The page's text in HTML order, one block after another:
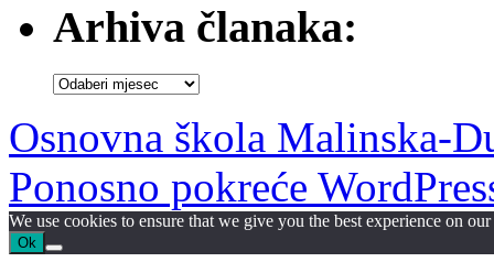
Arhiva članaka:
Arhiva
Osnovna škola Malinska-
Ponosno pokreće
We use cookies to ensure that we give you the best experience on
Ok